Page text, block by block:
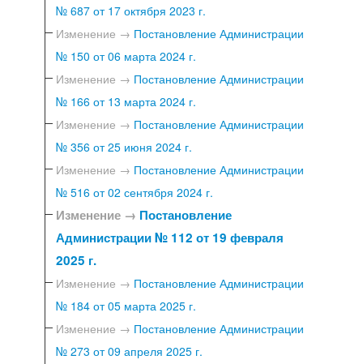
№ 687 от 17 октября 2023 г.
Изменение → Постановление Администрации
№ 150 от 06 марта 2024 г.
Изменение → Постановление Администрации
№ 166 от 13 марта 2024 г.
Изменение → Постановление Администрации
№ 356 от 25 июня 2024 г.
Изменение → Постановление Администрации
№ 516 от 02 сентября 2024 г.
Изменение → Постановление
Администрации № 112 от 19 февраля
2025 г.
Изменение → Постановление Администрации
№ 184 от 05 марта 2025 г.
Изменение → Постановление Администрации
№ 273 от 09 апреля 2025 г.